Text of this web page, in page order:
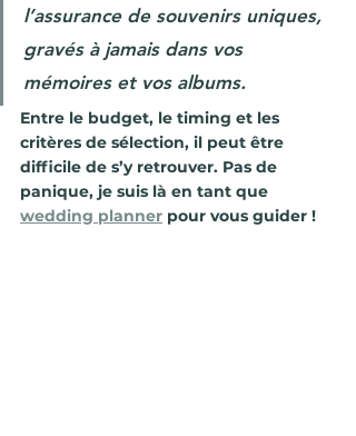
l’assurance de souvenirs uniques,
gravés à jamais dans vos
mémoires et vos albums.
Entre le budget, le timing et les
critères de sélection, il peut être
difficile de s’y retrouver. Pas de
panique, je suis là en tant que
wedding planner pour vous guider !